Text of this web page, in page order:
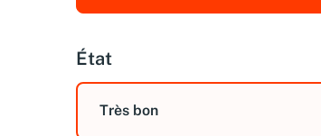
État
Très bon